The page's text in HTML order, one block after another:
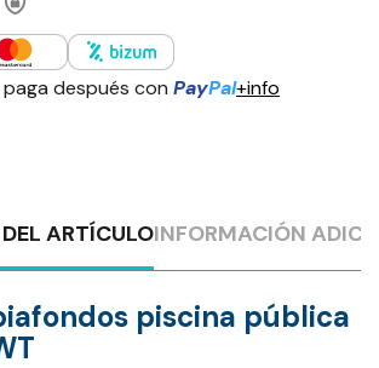
después con PayPal+info
ARTÍCULOINFORMACIÓN
piscina pública